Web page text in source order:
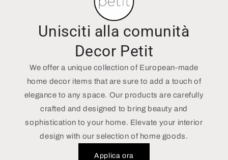
Unisciti alla comunità
Decor Petit
We offer a unique collection of European-made
home decor items that are sure to add a touch of
elegance to any space. Our products are carefully
crafted and designed to bring beauty and
sophistication to your home. Elevate your interior
design with our selection of home goods.
Applica ora